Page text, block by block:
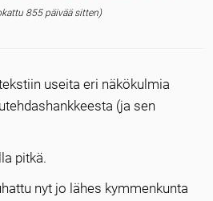
855 päivää sitten)
useita eri näkökulmia
(ja sen
pitkä.
nyt jo lähes kymmenkunta